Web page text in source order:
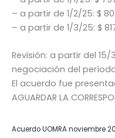
– a partir de 1/2/25: $
– a partir de 1/3/25: $
Revisión: a partir del
negociación del
El acuerdo fue
AGUARDAR LA
Acuerdo UOMRA noviembre